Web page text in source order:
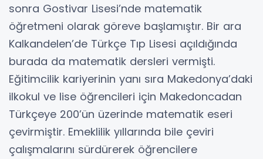
sonra Gostivar Lisesi’nde matematik
öğretmeni olarak göreve başlamıştır. Bir ara
Kalkandelen’de Türkçe Tıp Lisesi açıldığında
burada da matematik dersleri vermişti.
Eğitimcilik kariyerinin yanı sıra Makedonya’daki
ilkokul ve lise öğrencileri için Makedoncadan
Türkçeye 200’ün üzerinde matematik eseri
çevirmiştir. Emeklilik yıllarında bile çeviri
çalışmalarını sürdürerek öğrencilere